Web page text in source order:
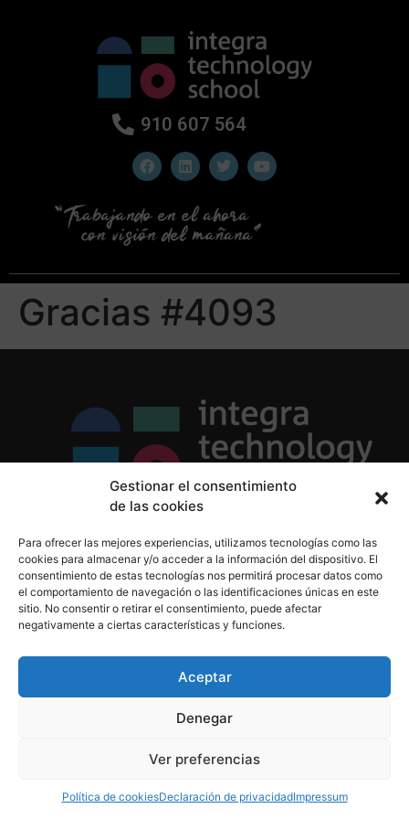
Gestionar el consentimiento
de las cookies
Para ofrecer las mejores experiencias, utilizamos tecnologías como las
cookies para almacenar y/o acceder a la información del dispositivo. El
consentimiento de estas tecnologías nos permitirá procesar datos como
el comportamiento de navegación o las identificaciones únicas en este
sitio. No consentir o retirar el consentimiento, puede afectar
negativamente a ciertas características y funciones.
Aceptar
Denegar
Ver preferencias
Política de cookiesDeclaración de privacidadImpressum
910 607 564
Gracias #4093
Política de Cookies
Aviso Legal
910 607 564
derechos reservados